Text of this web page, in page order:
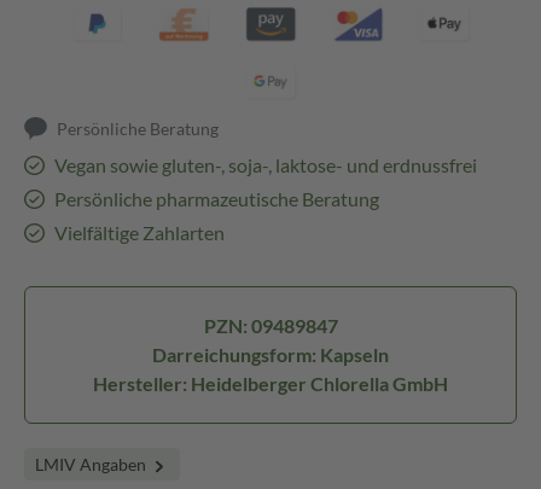
Persönliche Beratung
Vegan sowie gluten-, soja-, laktose- und erdnussfrei
Persönliche pharmazeutische Beratung
Vielfältige Zahlarten
PZN: 09489847
Darreichungsform: Kapseln
Hersteller: Heidelberger Chlorella GmbH
LMIV Angaben